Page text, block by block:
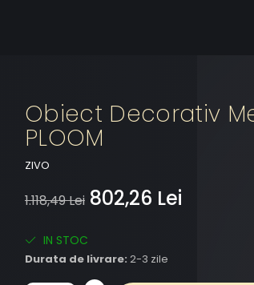
Obiect Decorativ
PLOOM
ZIVO
1.118,49 Lei 802,26 Lei
IN STOC
Durata de livrare: 2-3 zile